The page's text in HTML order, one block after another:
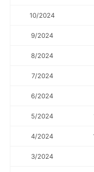
10/2024
9/2024
8/2024
7/2024
6/2024
5/2024
4/2024
3/2024